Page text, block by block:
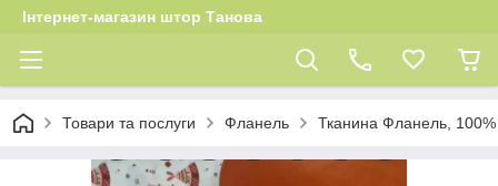
Інтернет-магазин штор Танова
Товари та послуги Фланель Тканина Фланель,